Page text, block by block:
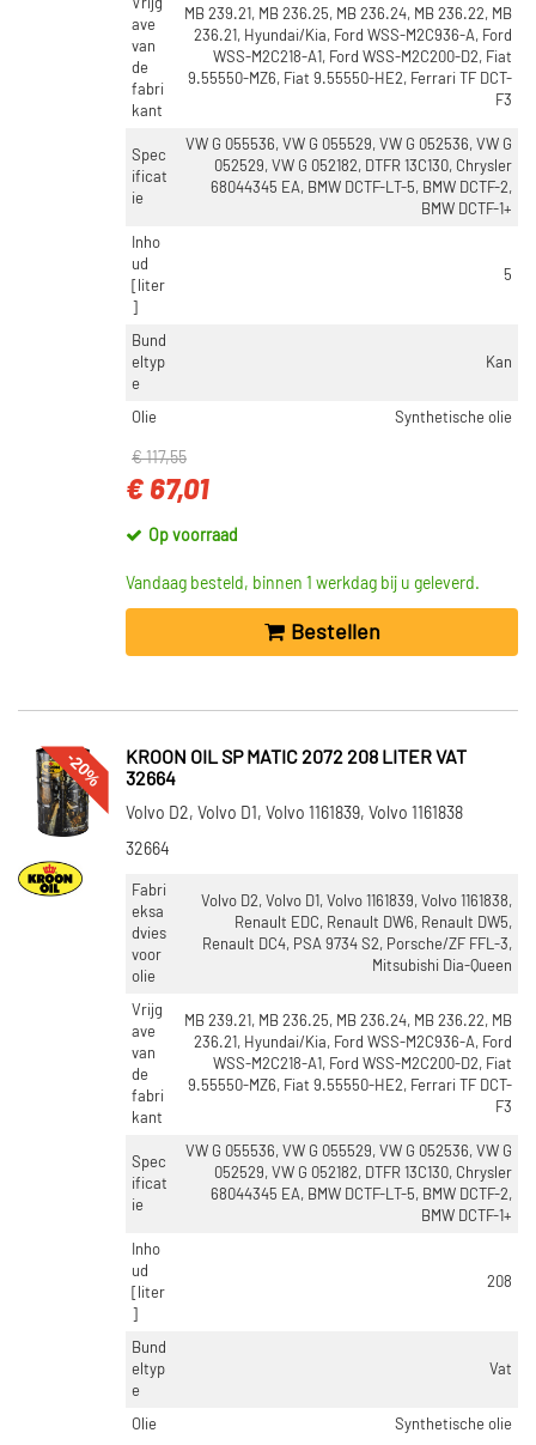
Vrijg
ave
van
de
fabri
kant
MB 239.21, MB 236.25, MB 236.24, MB 236.22, MB
236.21, Hyundai/Kia, Ford WSS-M2C936-A, Ford
WSS-M2C218-A1, Ford WSS-M2C200-D2, Fiat
9.55550-MZ6, Fiat 9.55550-HE2, Ferrari TF DCT-
F3
Spec
ificat
ie
VW G 055536, VW G 055529, VW G 052536, VW G
052529, VW G 052182, DTFR 13C130, Chrysler
68044345 EA, BMW DCTF-LT-5, BMW DCTF-2,
BMW DCTF-1+
Inho
ud
[liter
5
Bund
eltyp
e
Kan
Olie Synthetische olie
€ 117,55
€ 67,01
Op voorraad
Vandaag besteld, binnen 1 werkdag bij u geleverd.
Bestellen
-20%
KROON OIL SP MATIC 2072 208 LITER VAT
32664
Volvo D2, Volvo D1, Volvo 1161839, Volvo 1161838
32664
Fabri
eksa
dvies
voor
olie
Volvo D2, Volvo D1, Volvo 1161839, Volvo 1161838,
Renault EDC, Renault DW6, Renault DW5,
Renault DC4, PSA 9734 S2, Porsche/ZF FFL-3,
Mitsubishi Dia-Queen
Vrijg
ave
van
de
fabri
kant
MB 239.21, MB 236.25, MB 236.24, MB 236.22, MB
236.21, Hyundai/Kia, Ford WSS-M2C936-A, Ford
WSS-M2C218-A1, Ford WSS-M2C200-D2, Fiat
9.55550-MZ6, Fiat 9.55550-HE2, Ferrari TF DCT-
F3
Spec
ificat
ie
VW G 055536, VW G 055529, VW G 052536, VW G
052529, VW G 052182, DTFR 13C130, Chrysler
68044345 EA, BMW DCTF-LT-5, BMW DCTF-2,
BMW DCTF-1+
Inho
ud
[liter
208
Bund
eltyp
e
Vat
Olie Synthetische olie